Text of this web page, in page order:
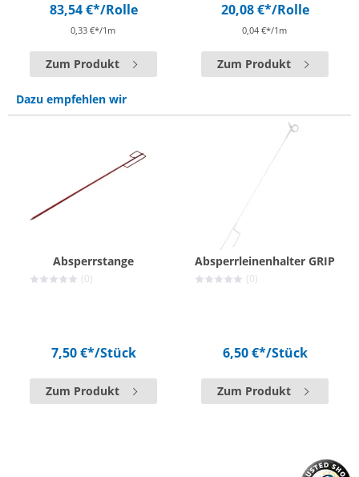
83,54 €*/Rolle
0,33 €*/1m
Zum Produkt
20,08 €*/Rolle
0,04 €*/1m
Zum Produkt
Dazu empfehlen wir
Absperrstange
(0)
7,50 €*/Stück
Zum Produkt
Absperrleinenhalter GRIP
(0)
6,50 €*/Stück
Zum Produkt